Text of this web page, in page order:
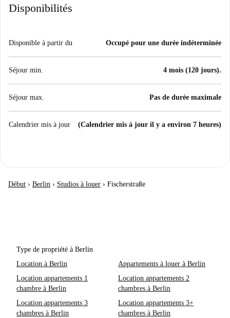
Disponibilités
Disponible à partir du Occupé pour une durée indéterminée
Séjour min. 4 mois (120 jours).
Séjour max. Pas de durée maximale
Calendrier mis à jour (Calendrier mis à jour il y a environ 7 heures)
Début › Berlin › Studios à louer › Fischerstraße
Type de propriété à Berlin
Location à Berlin
Appartements à louer à Berlin
Location appartements 1
chambre à Berlin
Location appartements 2
chambres à Berlin
Location appartements 3
chambres à Berlin
Location appartements 3+
chambres à Berlin